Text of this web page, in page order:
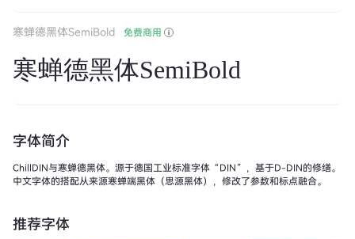
寒蝉德黑体SemiBold 免费商用
寒蝉德黑体SemiBold
字体简介
ChillDIN与寒蝉德黑体。源于德国工业标准字体“DIN”，基于D-DIN的修缮。
中文字体的搭配从来源寒蝉端黑体（思源黑体），修改了参数和标点融合。
推荐字体